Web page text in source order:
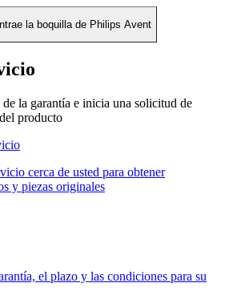
la boquilla de Philips Avent
la garantía e inicia una solicitud de
producto
cerca de usted para obtener
y piezas originales
el plazo y las condiciones para su